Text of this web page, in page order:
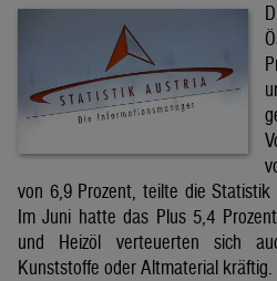
von 6,9 Prozent, teilte die
Im Juni hatte das Plus 5,4
und Heizöl verteuerten sich
Kunststoffe oder Altmaterial kräftig.